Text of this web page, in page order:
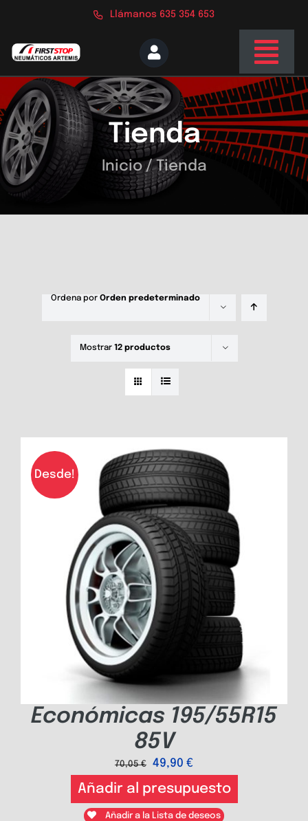
contenido
Llámanos 635 354 653
Inicio
Nosotros
Servicios
Tienda
Tienda
Inicio / Tienda
Ordena por Orden predeterminado
Mostrar 12 productos
Desde!
Económicas 195/55R15
85V
70,05€ 49,90 €
Añadir al presupuesto
Añadir a la Lista de deseos